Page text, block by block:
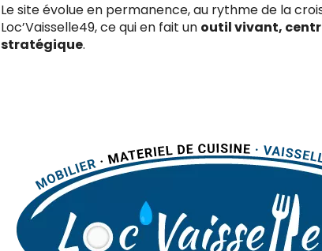
Le site évolue en permanence, au rythme de la
Loc’Vaisselle49, ce qui en fait un outil vivant,
stratégique.